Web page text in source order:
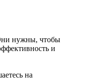
нужны, чтобы
и
на